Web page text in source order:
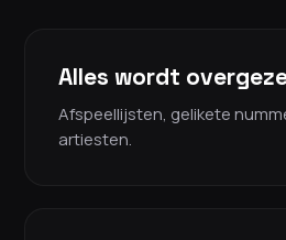
Alles wordt
Afspeellijsten, gelikete
artiesten.